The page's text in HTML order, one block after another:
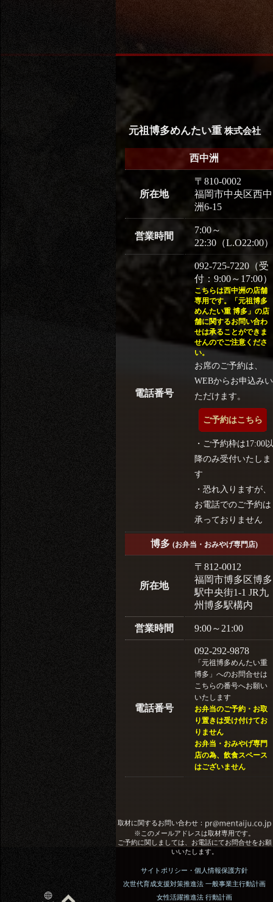
元祖博多めんたい重株式会社
西中洲
所在地
〒810-0002
福岡市中央区西中
洲6-15
営業時間
7:00～
22:30（L.O22:00）
電話番号
092-725-7220（受
付：9:00～17:00）
こちらは西中洲の店舗
専用です。「元祖博多
めんたい重 博多」の店
舗に関するお問い合わ
せは承ることができま
せんのでご注意くださ
い。
お席のご予約は、
WEBからお申込みい
ただけます。
ご予約はこちら
・ご予約枠は17:00以
降のみ受付いたしま
す
・恐れ入りますが、
お電話でのご予約は
承っておりません
博多(お弁当・おみやげ専門店)
所在地
〒812-0012
福岡市博多区博多
駅中央街1-1 JR九
州博多駅構内
営業時間 9:00～21:00
電話番号
092-292-9878
「元祖博多めんたい重
博多」へのお問合せは
こちらの番号へお願い
いたします
お弁当のご予約・お取
り置きは受け付けてお
りません
お弁当・おみやげ専門
店の為、飲食スペース
はございません
取材に関するお問い合わせ：
※このメールアドレスは取材専用です。
ご予約に関しましては、お電話にてお問合せをお願
いいたします。
サイトポリシー・個人情報保護方針
次世代育成支援対策推進法 一般事業主行動計画
女性活躍推進法 行動計画